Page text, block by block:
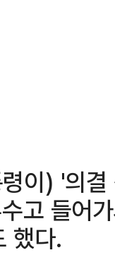
이) '의
고 들어
했다.